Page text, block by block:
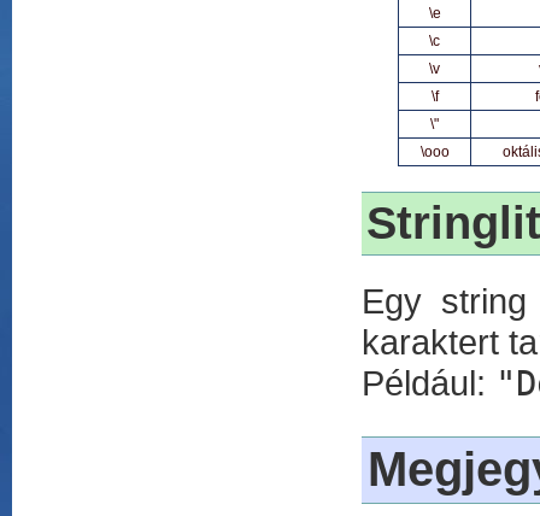
\e
\c
\v
\f
\"
\ooo
Egy
karaktert
Például: